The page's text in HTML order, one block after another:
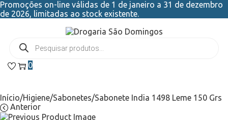
Promoções on-line válidas de 1 de janeiro a 31 de dezembro
de 2026, limitadas ao stock existente.
0
Início/Higiene/Sabonetes/Sabonete India 1498 Leme 150 Grs
Anterior